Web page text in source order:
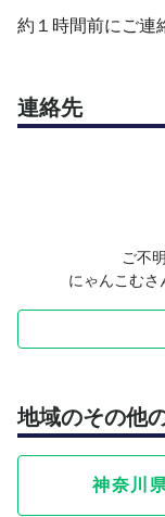
約１時間前にご連
連絡先
ご不
にゃんこむさ
地域のその他
神奈川